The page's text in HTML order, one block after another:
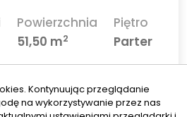
Powierzchnia
51,50 m2
Piętro
Parter
2 ZOBACZ
Kontynuując przeglądanie
na wykorzystywanie przez nas